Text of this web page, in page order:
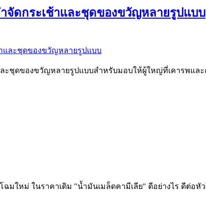
จัดกระเช้าและชุดของขวัญหลายรูปแบบ
ะชุดของขวัญหลายรูปแบบสำหรับมอบให้ผู้ใหญ่ที่เคารพแ
ใหม่ ในราคาเดิม "น้ำมันเมล็ดคามีเลีย" ดีอย่างไร ดีต่อหั